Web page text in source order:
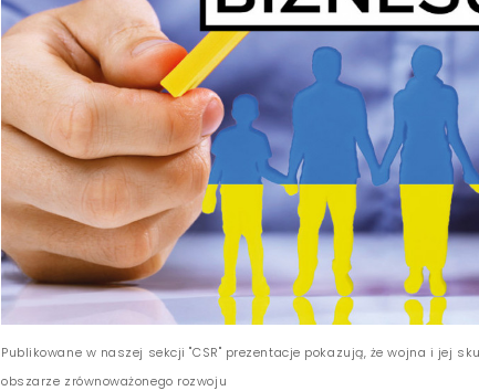
Publikowane w naszej sekcji "CSR" prezentacje pokazują, że wojna i jej
obszarze zrównoważonego rozwoju